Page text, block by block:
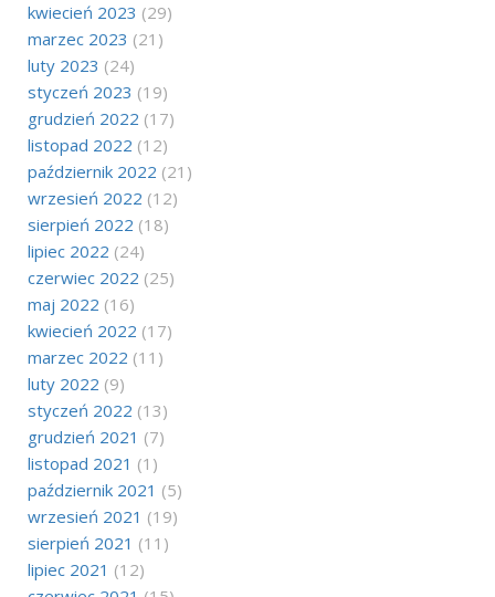
kwiecień 2023 (29)
marzec 2023 (21)
luty 2023 (24)
styczeń 2023 (19)
grudzień 2022 (17)
listopad 2022 (12)
październik 2022 (21)
wrzesień 2022 (12)
sierpień 2022 (18)
lipiec 2022 (24)
czerwiec 2022 (25)
maj 2022 (16)
kwiecień 2022 (17)
marzec 2022 (11)
luty 2022 (9)
styczeń 2022 (13)
grudzień 2021 (7)
listopad 2021 (1)
październik 2021 (5)
wrzesień 2021 (19)
sierpień 2021 (11)
lipiec 2021 (12)